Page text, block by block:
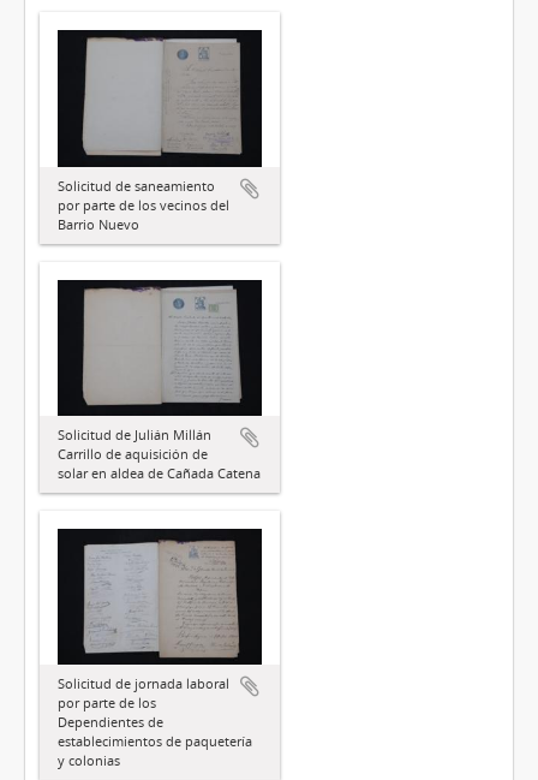
Solicitud de saneamiento
por parte de los vecinos del
Barrio Nuevo
Solicitud de Julián Millán
Carrillo de aquisición de
solar en aldea de Cañada Catena
Solicitud de jornada laboral
por parte de los
Dependientes de
establecimientos de paquetería
y colonias